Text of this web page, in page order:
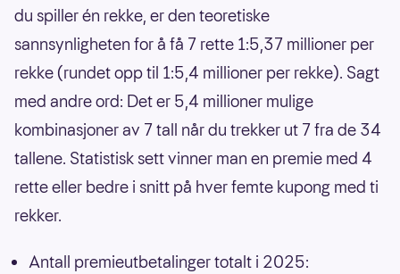
du spiller én rekke, er den teoretiske
sannsynligheten for å få 7 rette 1:5,37 millioner per
rekke (rundet opp til 1:5,4 millioner per rekke). Sagt
med andre ord: Det er 5,4 millioner mulige
kombinasjoner av 7 tall når du trekker ut 7 fra de 34
tallene. Statistisk sett vinner man en premie med 4
rette eller bedre i snitt på hver femte kupong med ti
rekker.
Antall premieutbetalinger totalt i 2025: